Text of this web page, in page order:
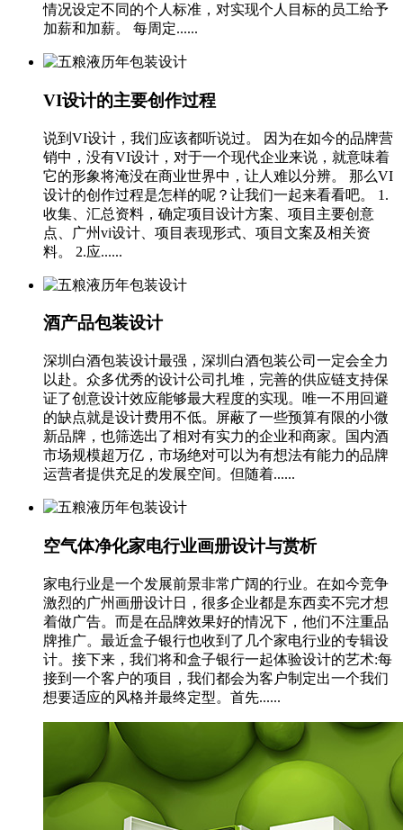
情况设定不同的个人标准，对实现个人目标的员工给予
加薪和加薪。 每周定......
VI设计的主要创作过程
说到VI设计，我们应该都听说过。 因为在如今的品牌营
销中，没有VI设计，对于一个现代企业来说，就意味着
它的形象将淹没在商业世界中，让人难以分辨。 那么VI
设计的创作过程是怎样的呢？让我们一起来看看吧。 1.
收集、汇总资料，确定项目设计方案、项目主要创意
点、广州vi设计、项目表现形式、项目文案及相关资
料。 2.应......
酒产品包装设计
深圳白酒包装设计最强，深圳白酒包装公司一定会全力
以赴。众多优秀的设计公司扎堆，完善的供应链支持保
证了创意设计效应能够最大程度的实现。唯一不用回避
的缺点就是设计费用不低。屏蔽了一些预算有限的小微
新品牌，也筛选出了相对有实力的企业和商家。国内酒
市场规模超万亿，市场绝对可以为有想法有能力的品牌
运营者提供充足的发展空间。但随着......
空气体净化家电行业画册设计与赏析
家电行业是一个发展前景非常广阔的行业。在如今竞争
激烈的广州画册设计日，很多企业都是东西卖不完才想
着做广告。而是在品牌效果好的情况下，他们不注重品
牌推广。最近盒子银行也收到了几个家电行业的专辑设
计。接下来，我们将和盒子银行一起体验设计的艺术:每
接到一个客户的项目，我们都会为客户制定出一个我们
想要适应的风格并最终定型。首先......